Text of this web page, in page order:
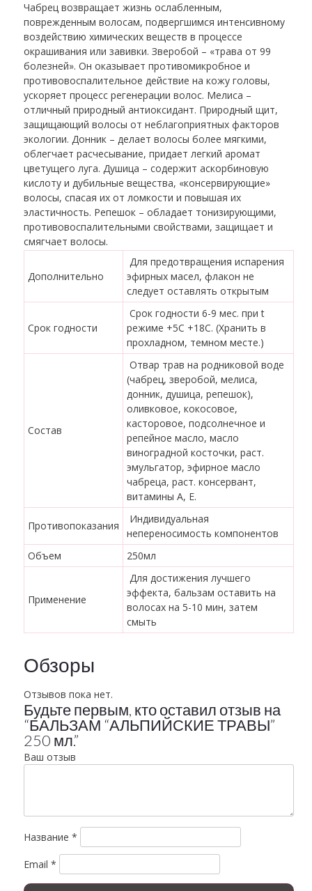
Чабрец возвращает жизнь ослабленным,
поврежденным волосам, подвергшимся интенсивному
воздействию химических веществ в процессе
окрашивания или завивки. Зверобой – «трава от 99
болезней». Он оказывает противомикробное и
противовоспалительное действие на кожу головы,
ускоряет процесс регенерации волос. Мелиса –
отличный природный антиоксидант. Природный щит,
защищающий волосы от неблагоприятных факторов
экологии. Донник – делает волосы более мягкими,
облегчает расчесывание, придает легкий аромат
цветущего луга. Душица – содержит аскорбиновую
кислоту и дубильные вещества, «консервирующие»
волосы, спасая их от ломкости и повышая их
эластичность. Репешок – обладает тонизирующими,
противовоспалительными свойствами, защищает и
смягчает волосы.
Дополнительно
Для предотвращения испарения
эфирных масел, флакон не
следует оставлять открытым
Срок годности
Срок годности 6-9 мес. при t
режиме +5С +18С. (Хранить в
прохладном, темном месте.)
Состав
Отвар трав на родниковой воде
(чабрец, зверобой, мелиса,
донник, душица, репешок),
оливковое, кокосовое,
касторовое, подсолнечное и
репейное масло, масло
виноградной косточки, раст.
эмульгатор, эфирное масло
чабреца, раст. консервант,
витамины А, Е.
Противопоказания
Индивидуальная
непереносимость компонентов
Объем
250мл
Применение
Для достижения лучшего
эффекта, бальзам оставить на
волосах на 5-10 мин, затем
смыть
Обзоры
Отзывов пока нет.
Будьте первым, кто оставил отзыв на
“БАЛЬЗАМ “АЛЬПИЙСКИЕ ТРАВЫ”
250 мл.”
Ваш отзыв
Название *
Email *